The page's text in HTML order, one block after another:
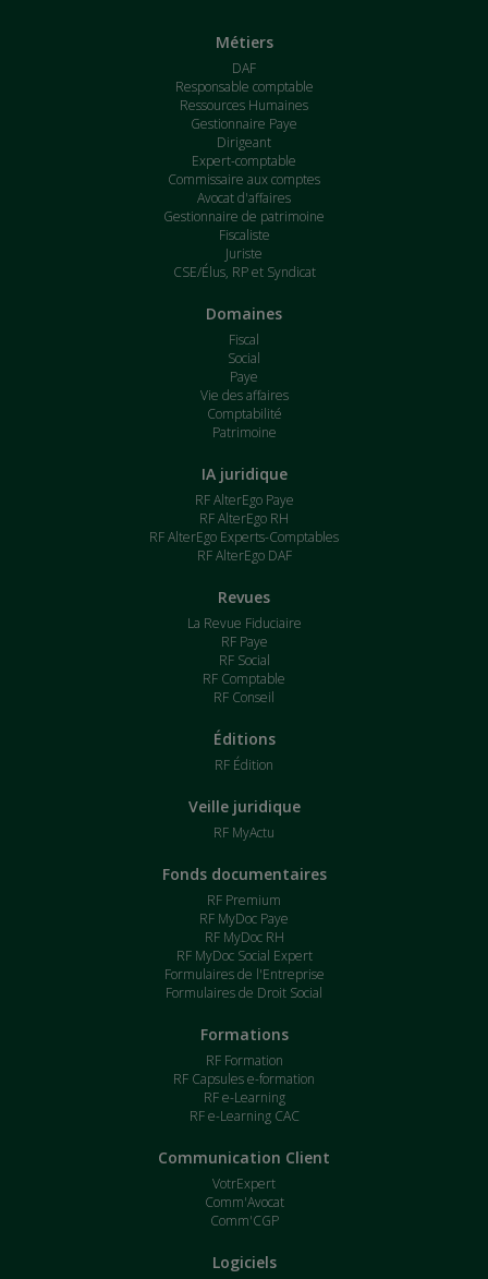
Métiers
DAF
Responsable comptable
Ressources Humaines
Gestionnaire Paye
Dirigeant
Expert-comptable
Commissaire aux comptes
Avocat d'affaires
Gestionnaire de patrimoine
Fiscaliste
Juriste
CSE/Élus, RP et Syndicat
Domaines
Fiscal
Social
Paye
Vie des affaires
Comptabilité
Patrimoine
IA juridique
RF AlterEgo Paye
RF AlterEgo RH
RF AlterEgo Experts-Comptables
RF AlterEgo DAF
Revues
La Revue Fiduciaire
RF Paye
RF Social
RF Comptable
RF Conseil
Éditions
RF Édition
Veille juridique
RF MyActu
Fonds documentaires
RF Premium
RF MyDoc Paye
RF MyDoc RH
RF MyDoc Social Expert
Formulaires de l'Entreprise
Formulaires de Droit Social
Formations
RF Formation
RF Capsules e-formation
RF e-Learning
RF e-Learning CAC
Communication Client
VotrExpert
Comm'Avocat
Comm'CGP
Logiciels